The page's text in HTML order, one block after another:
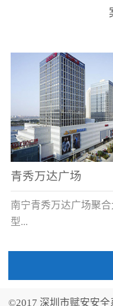
从监控主机上获取，最
只能接6台，超过的需
青秀万达广场
南宁青秀万达广场聚合
型...
©2017 深圳市赋安安